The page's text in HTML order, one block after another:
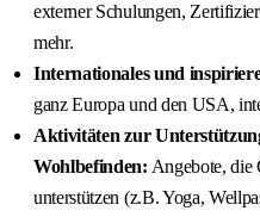
externer Schulungen,
mehr.
Internationales und
ganz Europa und den USA,
Aktivitäten zur
Wohlbefinden: Angebote, die
unterstützen (z.B. Yoga,